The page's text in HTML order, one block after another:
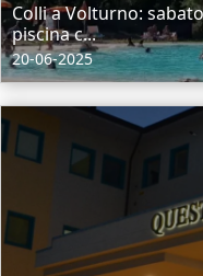
Colli a Volturno:
piscina c...
20-06-2025